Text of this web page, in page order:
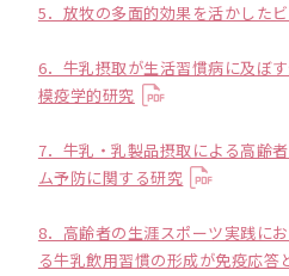
5．放牧の多面的効果を活かした
6．牛乳摂取が生活習慣病に及ぼ
模疫学的研究
7．牛乳・乳製品摂取による高齢
ム予防に関する研究
8．高齢者の生涯スポーツ実践に
る牛乳飲用習慣の形成が免疫応答